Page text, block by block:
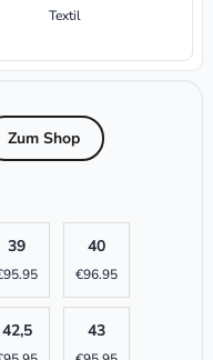
Textil
Zum Shop
39
95.95
40
€96.95
42,5 43